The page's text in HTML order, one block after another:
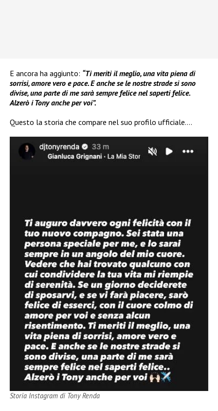
E ancora ha aggiunto: “Ti meriti il meglio, una vita piena di
sorrisi, amore vero e pace. E anche se le nostre strade si sono
divise, una parte di me sarà sempre felice nel saperti felice.
Alzerò i Tony anche per voi”.
Questo la storia che compare nel suo profilo ufficiale….
Storia Instagram di Tony Renda